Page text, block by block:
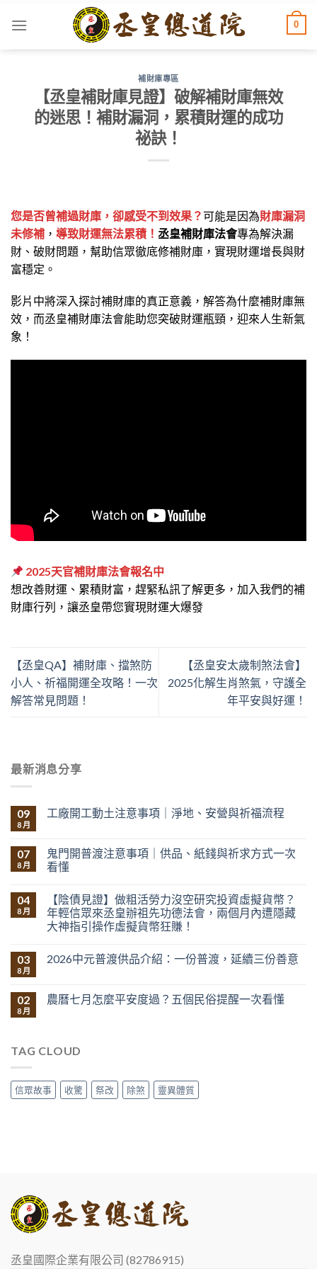
0
補財庫專區
【丞皇補財庫見證】破解補財庫無效
的迷思！補財漏洞，累積財運的成功
祕訣！
您是否曾補過財庫，卻感受不到效果？可能是因為財庫漏洞
未修補 ， 導致財運無法累積！ 丞皇補財庫法會專為解決漏
財、破財問題，幫助信眾徹底修補財庫，實現財運增長與財
富穩定。
影片中將深入探討補財庫的真正意義，解答為什麼補財庫無
效，而丞皇補財庫法會能助您突破財運瓶頸，迎來人生新氣
象！
2025天官補財庫法會報名中
想改善財運、累積財富，趕緊私訊了解更多，加入我們的補
財庫行列，讓丞皇帶您實現財運大爆發
【丞皇QA】補財庫、擋煞防
小人、祈福開運全攻略！一次
解答常見問題！
【丞皇安太歲制煞法會】
2025化解生肖煞氣，守護全
年平安與好運！
最新消息分享
09
8 月
工廠開工動土注意事項｜淨地、安營與祈福流程
07
8 月
鬼門開普渡注意事項｜供品、紙錢與祈求方式一次
看懂
04
8 月
【陰債見證】做粗活勞力沒空研究投資虛擬貨幣？
年輕信眾來丞皇辦祖先功德法會，兩個月內遭隱藏
大神指引操作虛擬貨幣狂賺！
03
8 月
2026中元普渡供品介紹：一份普渡，延續三份善意
02
8 月
農曆七月怎麼平安度過？五個民俗提醒一次看懂
TAG CLOUD
信眾故事 收驚 祭改 除煞 靈異體質
丞皇國際企業有限公司 (82786915)